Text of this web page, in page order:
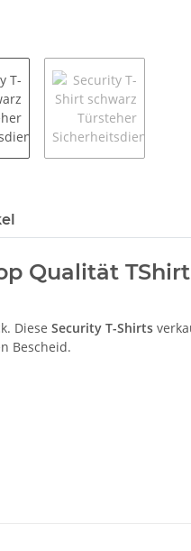
Qualität TShirt
Diese Security T-Shirts
Bescheid.